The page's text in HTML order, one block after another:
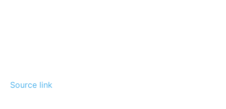
Source link